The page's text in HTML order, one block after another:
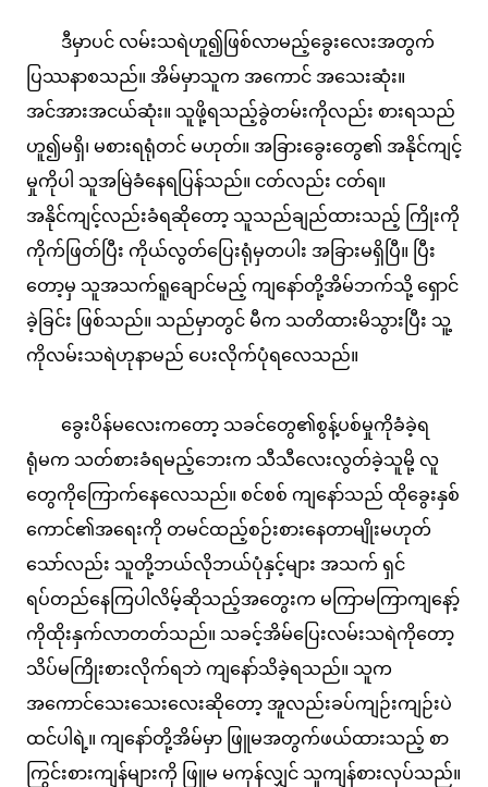
ဒီမှာပင် လမ်းသရဲဟူ၍ဖြစ်လာမည့်ခွေးလေးအတွက်
ပြဿနာစသည်။ အိမ်မှာသူက အကောင် အသေးဆုံး။
အင်အားအငယ်ဆုံး။ သူဖို့ရသည့်ခွဲတမ်းကိုလည်း စားရသည်
ဟူ၍မရှိ၊ မစားရရုံတင် မဟုတ်။ အခြားခွေးတွေ၏ အနိုင်ကျင့်
မှုကိုပါ သူအမြဲခံနေရပြန်သည်။ ငတ်လည်း ငတ်ရ။
အနိုင်ကျင့်လည်းခံရဆိုတော့ သူသည်ချည်ထားသည့် ကြိုးကို
ကိုက်ဖြတ်ပြီး ကိုယ်လွတ်ပြေးရုံမှတပါး အခြားမရှိပြီ။ ပြီး
တော့မှ သူအသက်ရူချောင်မည့် ကျနော်တို့အိမ်ဘက်သို့ ရှောင်
ခဲ့ခြင်း ဖြစ်သည်။ သည်မှာတွင် မီက သတိထားမိသွားပြီး သူ့
ကိုလမ်းသရဲဟုနာမည် ပေးလိုက်ပုံရလေသည်။
ခွေးပိန်မလေးကတော့ သခင်တွေ၏စွန့်ပစ်မှုကိုခံခဲ့ရ
ရုံမက သတ်စားခံရမည့်ဘေးက သီသီလေးလွတ်ခဲ့သူမို့ လူ
တွေကိုကြောက်နေလေသည်။ စင်စစ် ကျနော်သည် ထိုခွေးနှစ်
ကောင်၏အရေးကို တမင်ထည့်စဉ်းစားနေတာမျိုးမဟုတ်
သော်လည်း သူတို့ဘယ်လိုဘယ်ပုံနှင့်များ အသက် ရှင်
ရပ်တည်နေကြပါလိမ့်ဆိုသည့်အတွေးက မကြာမကြာကျနော့်
ကိုထိုးနှက်လာတတ်သည်။ သခင့်အိမ်ပြေးလမ်းသရဲကိုတော့
သိပ်မကြိုးစားလိုက်ရဘဲ ကျနော်သိခဲ့ရသည်။ သူက
အကောင်သေးသေးလေးဆိုတော့ အူလည်းခပ်ကျဉ်းကျဉ်းပဲ
ထင်ပါရဲ့။ ကျနော်တို့အိမ်မှာ ဖြူမအတွက်ဖယ်ထားသည့် စာ
ကြွင်းစားကျန်များကို ဖြူမ မကုန်လျှင် သူကျန်စားလုပ်သည်။